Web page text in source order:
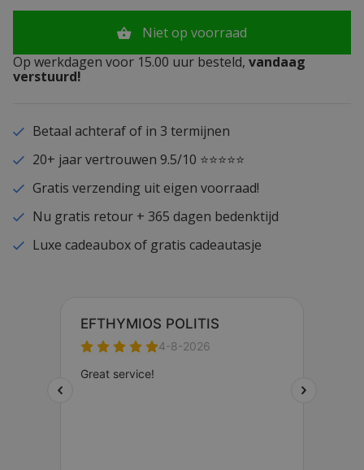
Niet op voorraad
Op werkdagen voor 15.00 uur besteld, vandaag
verstuurd!
Betaal achteraf of in 3 termijnen
20+ jaar vertrouwen 9.5/10 ⭐⭐⭐⭐⭐
Gratis verzending uit eigen voorraad!
Nu gratis retour + 365 dagen bedenktijd
Luxe cadeaubox of gratis cadeautasje